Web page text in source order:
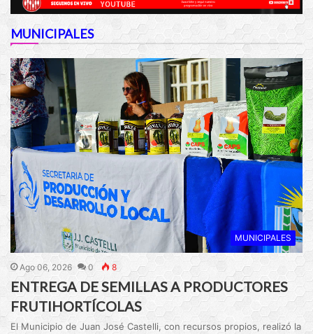
MUNICIPALES
MUNICIPALES
Ago 06, 2026 0 8
ENTREGA DE SEMILLAS A PRODUCTORES
FRUTIHORTÍCOLAS
El Municipio de Juan José Castelli, con recursos propios, realizó la